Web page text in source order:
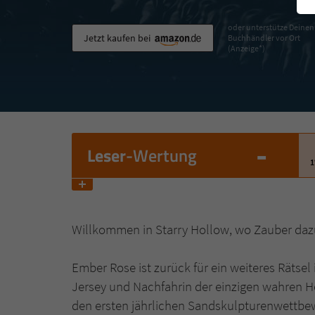
Jetzt kaufen bei
oder unterstütze Deinen
Buchhändler vor Ort
(Anzeige*)
Leser-Wertung -
Willkommen in Starry Hollow, wo Zauber
Ember Rose ist zurück für ein weiteres
Jersey und Nachfahrin der einzigen wahren
den ersten jährlichen